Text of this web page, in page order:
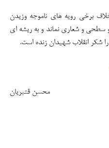
انقلاب برخلاف برخی رویه های ناموجه وزیدن
سطحی و شعاری نماند و به ریشه ای
شکر انقلاب شهیدان زنده است.
محسن قنبریان